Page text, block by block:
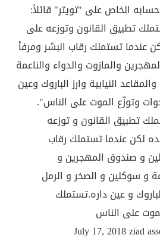
حسابه الخاص على "تويتر" قائلاً:
تطبيق القانون وتوزعه على
عندما تستملك رقاب البشر ومرفأ
والمازوت والدواء والناعمة
النيابية وارز الباروك وعين
وتوزّع الموت على الناس".
تطبيق القانون و توزعه
لكن عندما تستملك رقاب
و صندوق المهجرين و
و سوكلين و الصخر و الرمل
و عين داره.تستملك
على الناس
July 17, 2018